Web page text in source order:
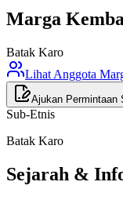
Marga
Batak Karo
Lihat Anggota
Ajukan Permintaan
Sub-Etnis
Batak Karo
Sejarah &